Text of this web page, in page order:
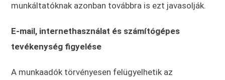
munkáltatóknak azonban továbbra is ezt javasolják.
E-mail, internethasználat és számítógépes
tevékenység figyelése
A munkaadók törvényesen felügyelhetik az